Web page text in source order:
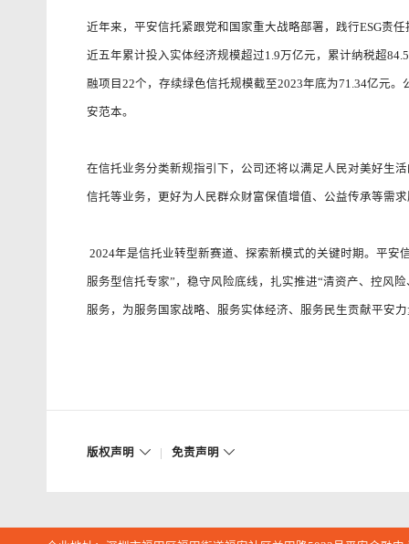
近年来，平安信托紧跟党和国家重大战略部署，践行ESG责
近五年累计投入实体经济规模超过1.9万亿元，累计纳税超
融项目22个，存续绿色信托规模截至2023年底为71.34亿元
安范本。
在信托业务分类新规指引下，公司还将以满足人民对美好生
信托等业务，更好为人民群众财富保值增值、公益传承等需
2024年是信托业转型新赛道、探索新模式的关键时期。平安
服务型信托专家”，稳守风险底线，扎实推进“清资产、控风
服务，为服务国家战略、服务实体经济、服务民生贡献平安
版权声明 免责声明